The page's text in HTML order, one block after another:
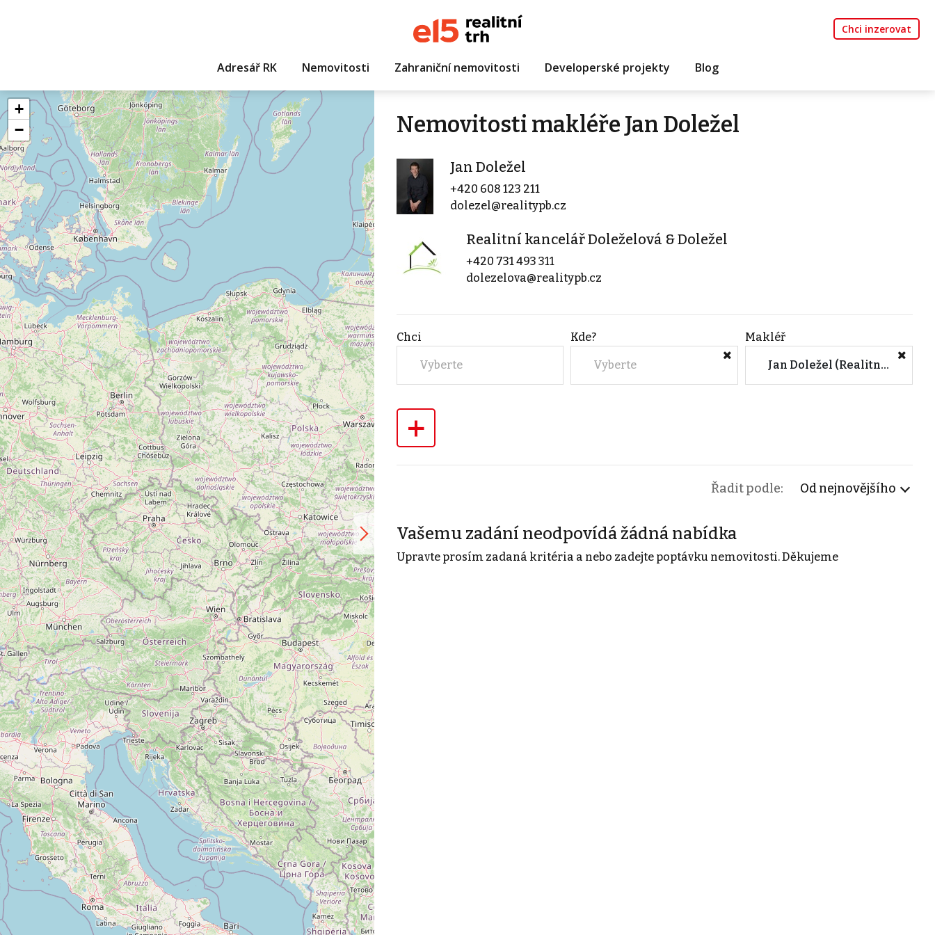
Chci inzerovat
Adresář RK Nemovitosti Zahraniční nemovitosti Developerské projekty Blog
+
−
Nemovitosti makléře Jan Doležel
Jan Doležel
+420 608 123 211
dolezel@realitypb.cz
Realitní kancelář Doleželová & Doležel
+420 731 493 311
dolezelova@realitypb.cz
Chci
Vyberte
Kde?
Vyberte
Makléř
Jan Doležel (Realitní kancelář Doleželová & Doležel)
+
Řadit podle: Od nejnovějšího
Vašemu zadání neodpovídá žádná nabídka
Upravte prosím zadaná kritéria a nebo zadejte poptávku nemovitosti. Děkujeme